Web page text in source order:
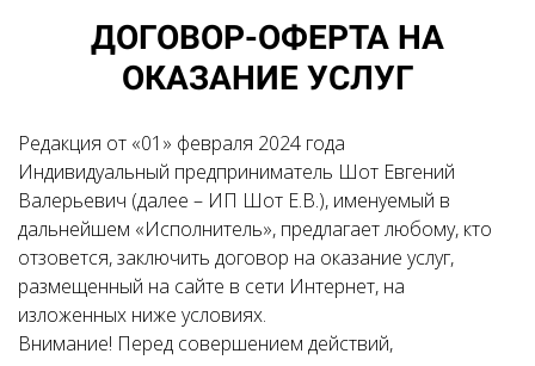
ДОГОВОР-ОФЕРТА НА
ОКАЗАНИЕ УСЛУГ
Редакция от «01» февраля 2024 года
Индивидуальный предприниматель Шот Евгений
Валерьевич (далее – ИП Шот Е.В.), именуемый в
дальнейшем «Исполнитель», предлагает любому, кто
отзовется, заключить договор на оказание услуг,
размещенный на сайте в сети Интернет, на
изложенных ниже условиях.
Внимание! Перед совершением действий,